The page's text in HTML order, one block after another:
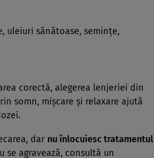
uleiuri sănătoase, semințe,
corectă, alegerea lenjeriei din
somn, mișcare și relaxare ajută
dar nu înlocuiesc tratamentul
se agravează, consultă un